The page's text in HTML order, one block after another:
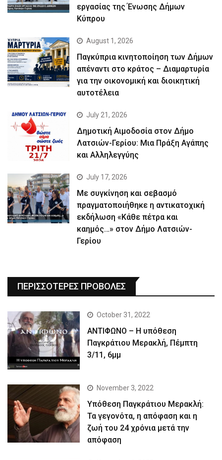
εργασίας της Ένωσης Δήμων
Κύπρου
August 1, 2026
Παγκύπρια κινητοποίηση των Δήμων
απέναντι στο κράτος – Διαμαρτυρία
για την οικονομική και διοικητική
αυτοτέλεια
July 21, 2026
Δημοτική Αιμοδοσία στον Δήμο
Λατσιών-Γερίου: Μια Πράξη Αγάπης
και Αλληλεγγύης
July 17, 2026
Με συγκίνηση και σεβασμό
πραγματοποιήθηκε η αντικατοχική
εκδήλωση «Κάθε πέτρα και
καημός…» στον Δήμο Λατσιών-
Γερίου
ΠΕΡΙΣΣΟΤΕΡΕΣ ΠΡΟΒΟΛΕΣ
October 31, 2022
ΑΝΤΙΦΩΝΟ – Η υπόθεση
Παγκράτιου Μερακλή, Πέμπτη
3/11, 6μμ
November 3, 2022
Yπόθεση Παγκράτιου Μερακλή:
Τα γεγονότα, η απόφαση και η
ζωή του 24 χρόνια μετά την
απόφαση